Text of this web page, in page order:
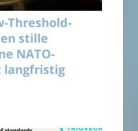
Threshold-
stille
NATO-
langfristig